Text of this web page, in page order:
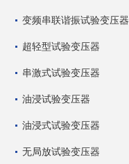
变频串联谐振试验变压器
超轻型试验变压器
串激式试验变压器
油浸试验变压器
油浸式试验变压器
无局放试验变压器